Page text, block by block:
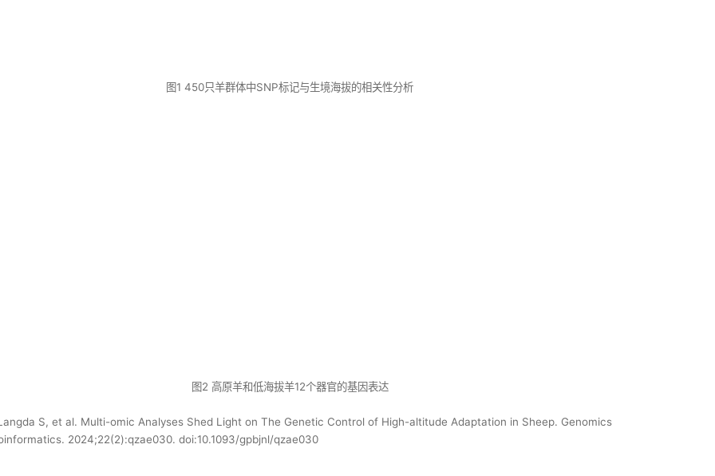
图1 450只羊群体中SNP标记与生境海拔的相关性分析
图2 高原羊和低海拔羊12个器官的基因表达
S, et al. Multi-omic Analyses Shed Light on The Genetic Control of High-altitude Adaptation in Sheep. Genomics
2024;22(2):qzae030. doi:10.1093/gpbjnl/qzae030